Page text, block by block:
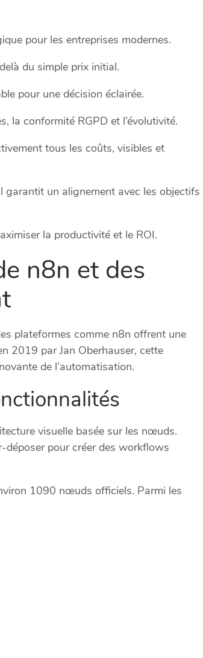
pour les entreprises modernes.
du simple prix initial.
pour une décision éclairée.
la conformité RGPD et l’évolutivité.
tous les coûts, visibles et
garantit un alignement avec les objectifs
la productivité et le ROI.
n8n et des
plateformes comme n8n offrent une
2019 par Jan Oberhauser, cette
de l’automatisation.
visuelle basée sur les nœuds.
déposer pour créer des workflows
1090 nœuds officiels. Parmi les